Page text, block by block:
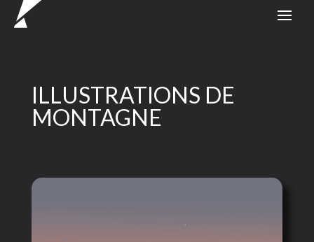
ILLUSTRATIONS DE
MONTAGNE